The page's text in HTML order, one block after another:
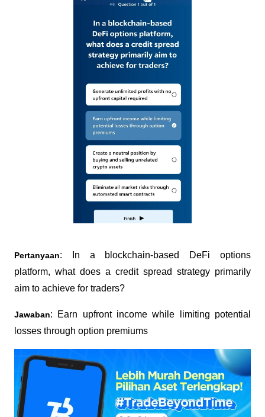
Pertanyaan: In a blockchain-based DeFi options
platform, what does a credit spread strategy primarily
aim to achieve for traders?
Jawaban: Earn upfront income while limiting potential
losses through option premiums